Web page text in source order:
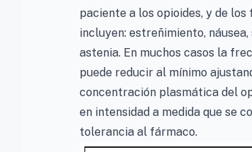
paciente a los opioides, y de
incluyen: estreñimiento,
astenia. En muchos casos la
puede reducir al mínimo
concentración plasmática del
en intensidad a medida que se
tolerancia al fármaco.